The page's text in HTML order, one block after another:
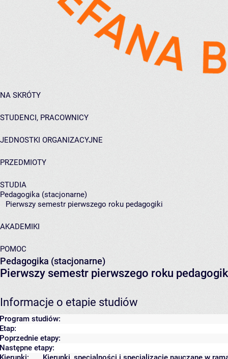
NA SKRÓTY
STUDENCI, PRACOWNICY
JEDNOSTKI ORGANIZACYJNE
PRZEDMIOTY
STUDIA
Pedagogika (stacjonarne)
Pierwszy semestr pierwszego roku pedagogiki
AKADEMIKI
POMOC
Pedagogika (stacjonarne)
Pierwszy semestr pierwszego roku
Informacje o etapie studiów
Program studiów:
Etap:
Poprzednie etapy:
Następne etapy: